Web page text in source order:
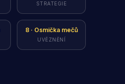
STRATEGIE
8· Osmička mečů
UVĚZNĚNÍ